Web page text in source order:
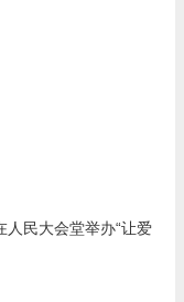
民大会堂举办“让爱